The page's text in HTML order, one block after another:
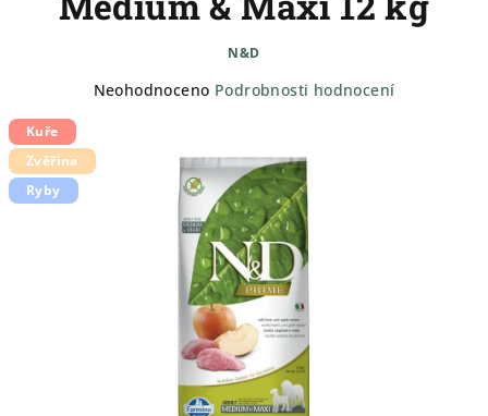
N&D
Průměrné
je
0,0
Neohodnoceno Podrobnosti hodnocení
Kuře
Zvěřina
Ryby